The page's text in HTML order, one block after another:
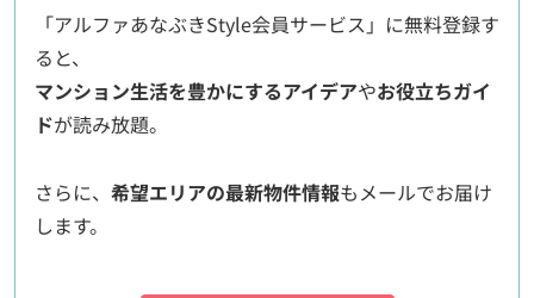
「アルファあなぶきStyle会員サービス」に無料登録す
ると、
マンション生活を豊かにするアイデアやお役立ちガイ
ドが読み放題。
さらに、 希望エリアの最新物件情報もメールでお届け
します。